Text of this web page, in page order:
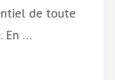
de toute
En …